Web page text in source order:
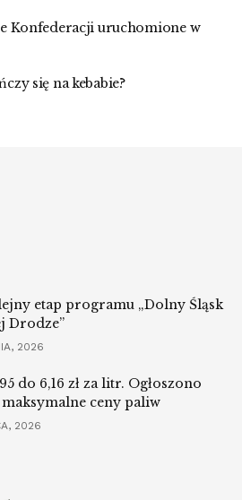
Konfederacji uruchomione w
się na kebabie?
etap programu „Dolny Śląsk
Drodze”
2026
do 6,16 zł za litr. Ogłoszono
ceny paliw
2026